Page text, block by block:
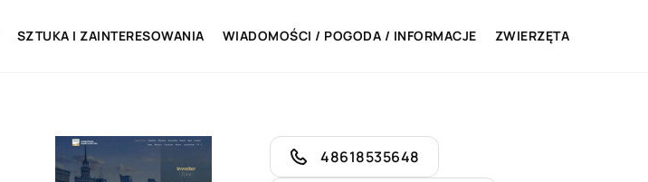
SZTUKA I ZAINTERESOWANIA WIADOMOŚCI / POGODA / INFORMACJE ZWIERZĘTA
48618535648